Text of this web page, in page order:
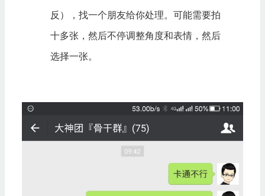
反），找一个朋友给你处理。可能需要拍
十多张，然后不停调整角度和表情，然后
选择一张。